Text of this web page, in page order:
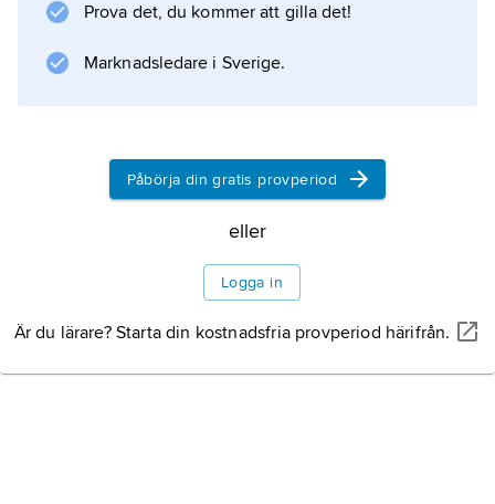
Prova det, du kommer att gilla det!
Marknadsledare i Sverige.
Påbörja din gratis provperiod
eller
Logga in
Är du lärare? Starta din kostnadsfria provperiod härifrån.